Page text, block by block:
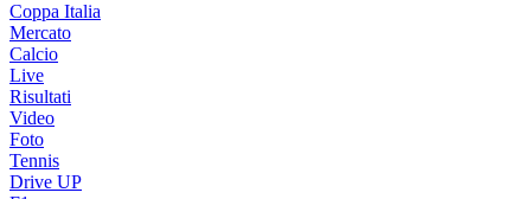
Coppa Italia
Mercato
Calcio
Live
Risultati
Video
Foto
Tennis
Drive UP